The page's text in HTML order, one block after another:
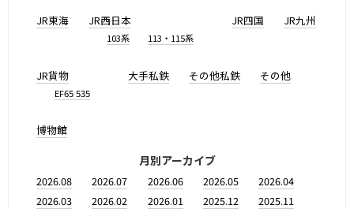
JR東海 JR西日本
103系 113・115系
JR四国 JR九州
JR貨物
EF65 535
大手私鉄 その他私鉄 その他
博物館
月別アーカイブ
2026.08 2026.07 2026.06 2026.05
2026.04
2026.03
2026.02 2026.01 2025.12
2025.11